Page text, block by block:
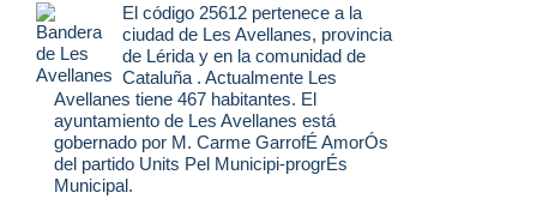
El código 25612 pertenece a la
ciudad de Les Avellanes, provincia
de Lérida y en la comunidad de
Cataluña . Actualmente Les
Avellanes tiene 467 habitantes. El
ayuntamiento de Les Avellanes está
gobernado por M. Carme GarrofÉ AmorÓs
del partido Units Pel Municipi-progrÉs
Municipal.